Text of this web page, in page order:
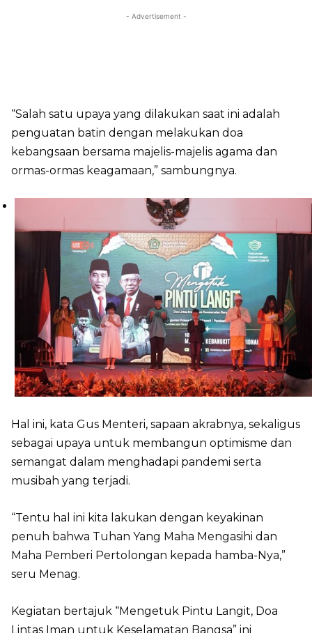
- Advertisement -
“Salah satu upaya yang dilakukan saat ini adalah
penguatan batin dengan melakukan doa
kebangsaan bersama majelis-majelis agama dan
ormas-ormas keagamaan,” sambungnya.
Hal ini, kata Gus Menteri, sapaan akrabnya, sekaligus
sebagai upaya untuk membangun optimisme dan
semangat dalam menghadapi pandemi serta
musibah yang terjadi.
“Tentu hal ini kita lakukan dengan keyakinan
penuh bahwa Tuhan Yang Maha Mengasihi dan
Maha Pemberi Pertolongan kepada hamba-Nya,”
seru Menag.
Kegiatan bertajuk “Mengetuk Pintu Langit, Doa
Lintas Iman untuk Keselamatan Bangsa” ini